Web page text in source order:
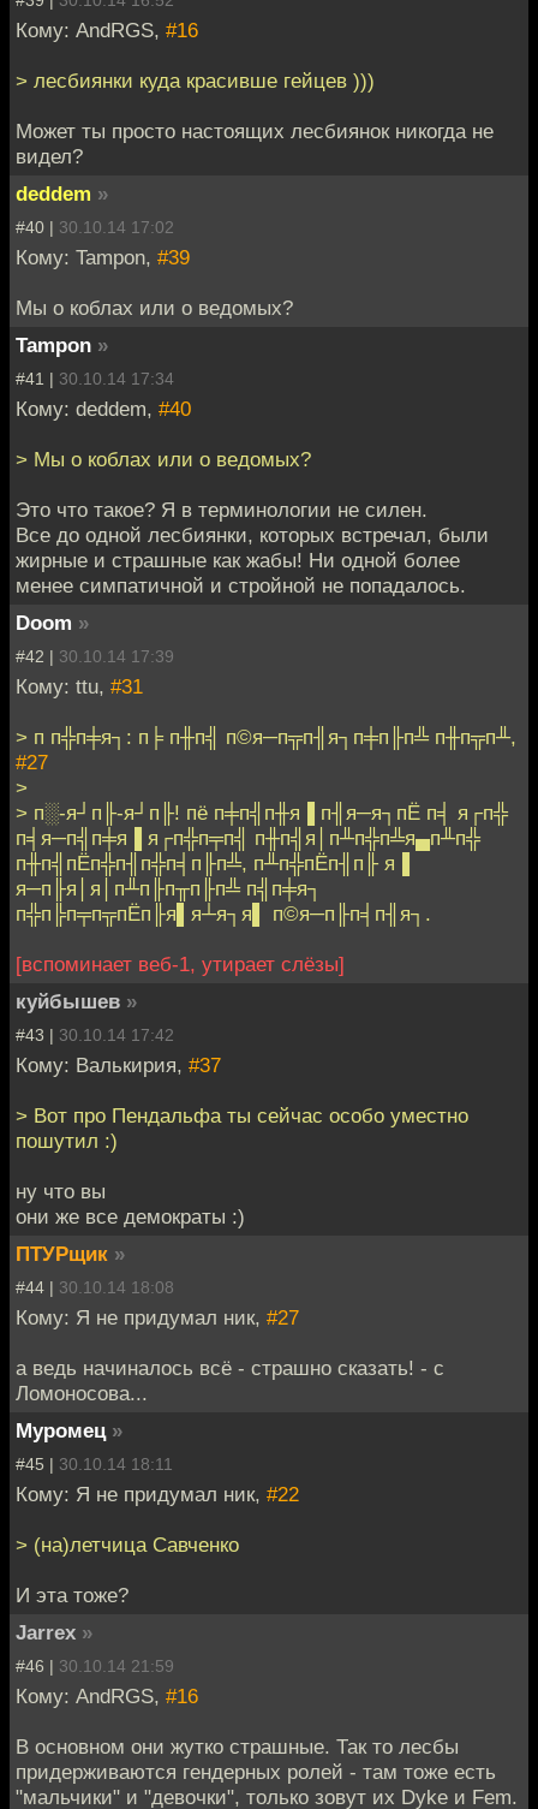
Кому: AndRGS, #16
> лесбиянки куда красивше гейцев )))
Может ты просто настоящих лесбиянок никогда не
видел?
deddem »
#40 | 30.10.14 17:02
Кому: Tampon, #39
Мы о коблах или о ведомых?
Tampon »
#41 | 30.10.14 17:34
Кому: deddem, #40
> Мы о коблах или о ведомых?
Это что такое? Я в терминологии не силен.
Все до одной лесбиянки, которых встречал, были
жирные и страшные как жабы! Ни одной более
менее симпатичной и стройной не попадалось.
Doom »
#42 | 30.10.14 17:39
Кому: ttu, #31
> п п╬п╪я┐: п╞ п╫п╣ п©я─п╦п╢я┐п╪п╟п╩ п╫п╦п╨,
#27
>
> п░-я┘п╟-я┘п╟! пё п╪п╣п╫я▐ п╢я─я┐пЁ п╡ я┌п╬
п╡я─п╣п╪я▐ я┌п╬п╤п╣ п╫п╣я│п╨п╬п╩я▄п╨п╬
п╫п╣пЁп╬п╢п╬п╡п╟п╩, п╨п╬пЁп╢п╟ я▐
я─п╟я│я│п╨п╟п╥п╟п╩ п╣п╪я┐
п╬п╠п╤п╦пЁп╟я▌я┴я┐я▌ п©я─п╟п╡п╢я┐.
[вспоминает веб-1, утирает слёзы]
куйбышев »
#43 | 30.10.14 17:42
Кому: Валькирия, #37
> Вот про Пендальфа ты сейчас особо уместно
пошутил :)
ну что вы
они же все демократы :)
ПТУРщик »
#44 | 30.10.14 18:08
Кому: Я не придумал ник, #27
а ведь начиналось всё - страшно сказать! - с
Ломоносова...
Муромец »
#45 | 30.10.14 18:11
Кому: Я не придумал ник, #22
> (на)летчица Савченко
И эта тоже?
Jarrex »
#46 | 30.10.14 21:59
Кому: AndRGS, #16
В основном они жутко страшные. Так то лесбы
придерживаются гендерных ролей - там тоже есть
"мальчики" и "девочки", только зовут их Dyke и Fem.